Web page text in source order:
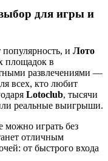
для игры и
и Лото
площадок в
развлечениями —
всех, кто любит
Lotoclub, тысячи
реальные выигрыши.
можно играть без
отличным
от быстрого входа